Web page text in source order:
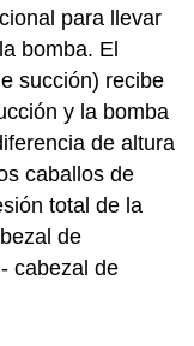
para llevar
bomba. El
succión) recibe
y la bomba
de altura
caballos de
total de la
de
cabezal de